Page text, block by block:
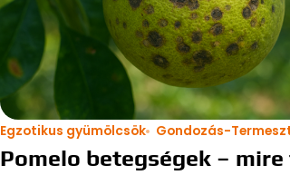
Egzotikus gyümölcsök Gondozás-
Pomelo betegségek –